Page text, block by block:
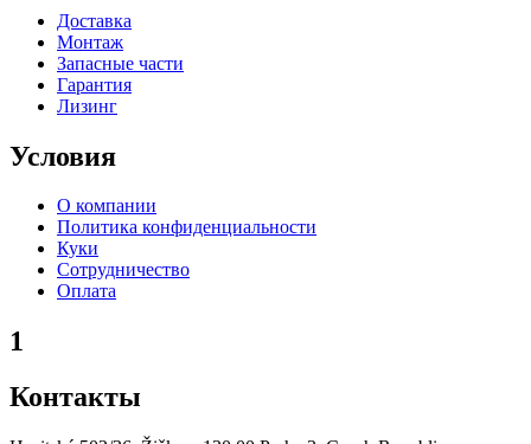
Доставка
Монтаж
Запасные части
Гарантия
Лизинг
Условия
О компании
Политика конфиденциальности
Куки
Сотрудничество
Оплата
1
Контакты